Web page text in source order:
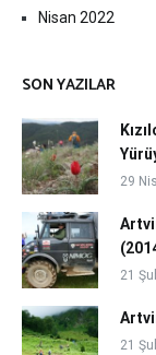
Nisan 2022
SON YAZILAR
29
21
21